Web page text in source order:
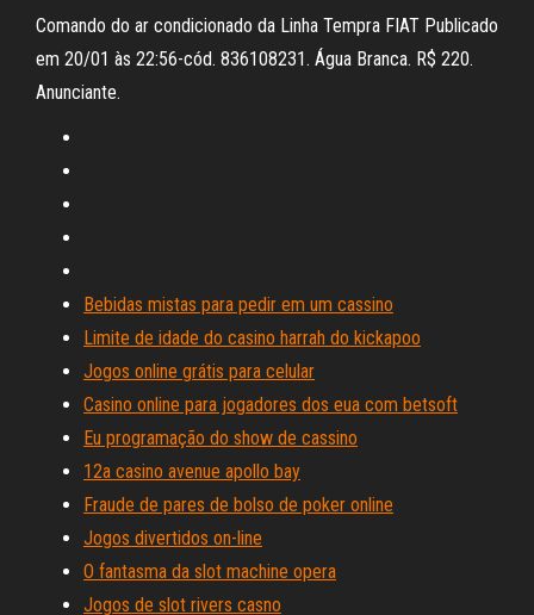
Comando do ar condicionado da Linha Tempra FIAT Publicado
em 20/01 às 22:56-cód. 836108231. Água Branca. R$ 220.
Anunciante.
Bebidas mistas para pedir em um cassino
Limite de idade do casino harrah do kickapoo
Jogos online grátis para celular
Casino online para jogadores dos eua com betsoft
Eu programação do show de cassino
12a casino avenue apollo bay
Fraude de pares de bolso de poker online
Jogos divertidos on-line
O fantasma da slot machine opera
Jogos de slot rivers casno